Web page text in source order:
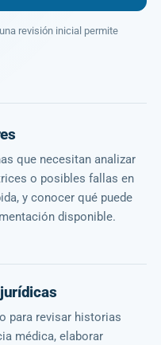
revisión inicial permite
que necesitan analizar
o posibles fallas en
y conocer qué puede
disponible.
para revisar historias
médica, elaborar